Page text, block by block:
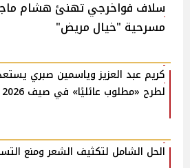
سلاف فواخرجي تهنئ هشام
مسرحية "خيال مريض"
كريم عبد العزيز وياسمين صبري
لطرح «مطلوب عائليًا» في صيف 2026
الحل الشامل لتكثيف الشعر ومنع